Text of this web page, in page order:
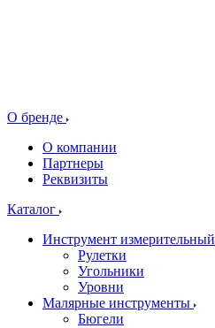
О бренде
О компании
Партнеры
Реквизиты
Каталог
Инструмент измерительный
Рулетки
Угольники
Уровни
Малярные инструменты
Бюгели